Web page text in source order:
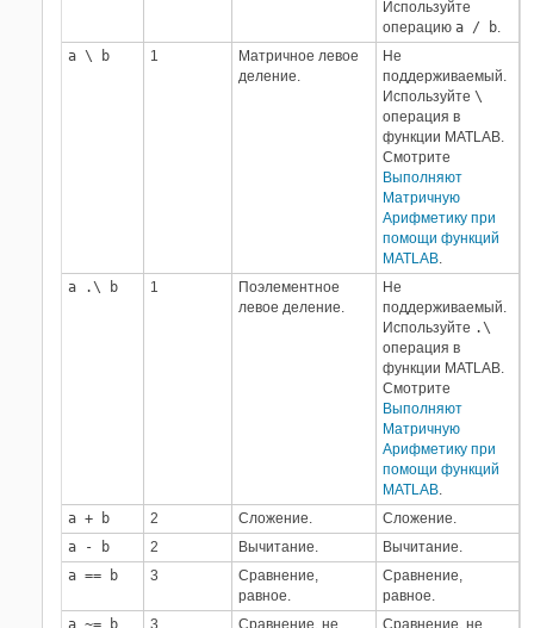
Используйте
операцию a / b.
a \ b
1
Матричное левое
деление.
Не
поддерживаемый.
Используйте \
операция в
функции MATLAB.
Смотрите
Выполняют
Матричную
Арифметику при
помощи функций
MATLAB.
a .\ b
1
Поэлементное
левое деление.
Не
поддерживаемый.
Используйте .\
операция в
функции MATLAB.
Смотрите
Выполняют
Матричную
Арифметику при
помощи функций
MATLAB.
a + b
2 Сложение.
Сложение.
a - b
2 Вычитание.
Вычитание.
a == b
3
Сравнение,
равное.
Сравнение,
равное.
a ~= b
3
Сравнение, не
Сравнение, не